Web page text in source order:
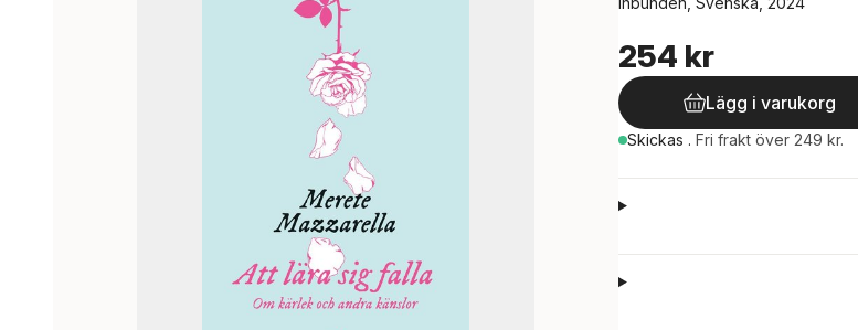
254 kr
Lägg i varukorg
Skickas . Fri frakt över 249 kr.